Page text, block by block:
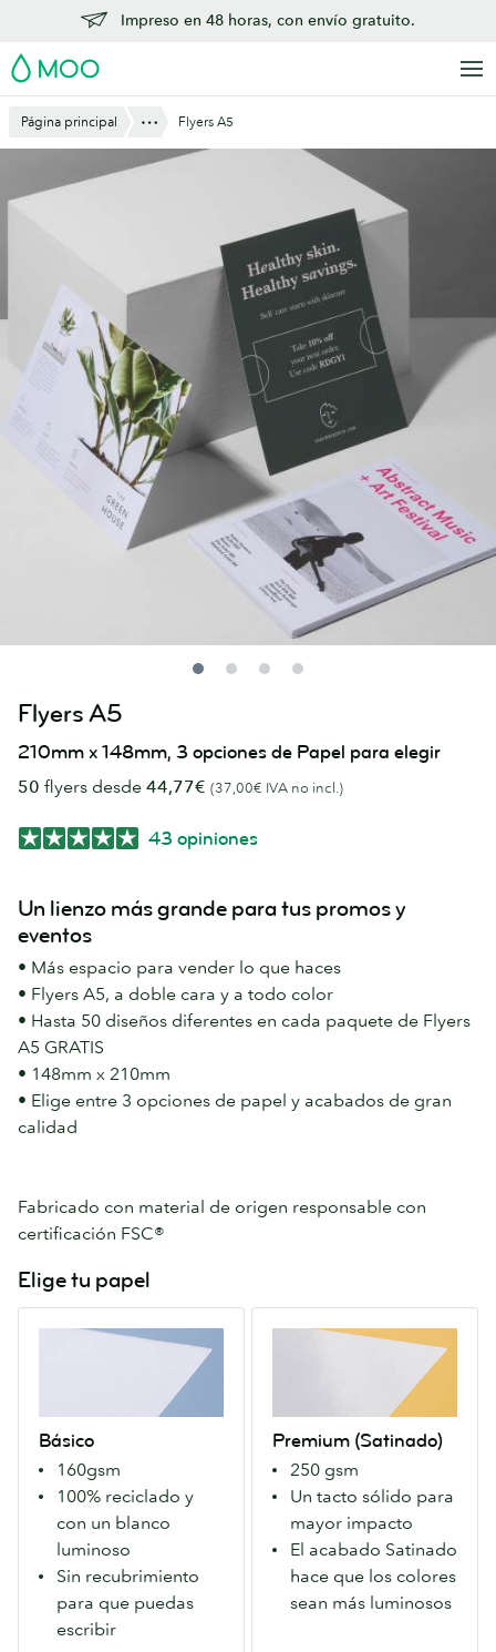
contenido
principal
Impreso en 48 horas, con envío gratuito.
MOO
Página principal Mostrar todo
Flyers A5
Flyers A5
210mm x 148mm, 3 opciones de Papel para elegir
50 flyers desde 44,77€ (37,00€ IVA no incl.)
43 opiniones
Un lienzo más grande para tus promos y
eventos
• Más espacio para vender lo que haces
• Flyers A5, a doble cara y a todo color
• Hasta 50 diseños diferentes en cada paquete de Flyers
A5 GRATIS
• 148mm x 210mm
• Elige entre 3 opciones de papel y acabados de gran
calidad
Fabricado con material de origen responsable con
certificación FSC®
Elige tu papel
Básico
160gsm
100% reciclado y
con un blanco
luminoso
Sin recubrimiento
para que puedas
escribir
con
blanco
luminoso.
laminado
Premium (Satinado)
250 gsm
Un tacto sólido para
mayor impacto
El acabado Satinado
hace que los colores
sean más luminosos
con
acabado
Satinado
ambas
caras.